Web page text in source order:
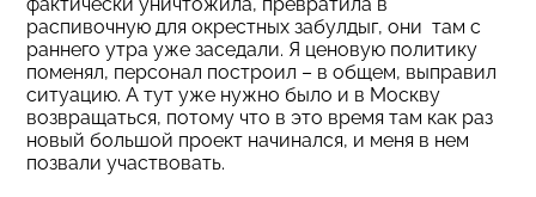
распивочную для окрестных забулдыг, они там с
раннего утра уже заседали. Я ценовую политику
поменял, персонал построил – в общем, выправил
ситуацию. А тут уже нужно было и в Москву
возвращаться, потому что в это время там как раз
новый большой проект начинался, и меня в нем
позвали участвовать.